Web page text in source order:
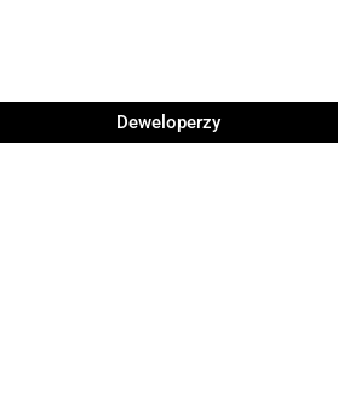
Deweloperzy